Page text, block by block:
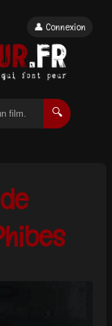
🔍
👤 Connexion